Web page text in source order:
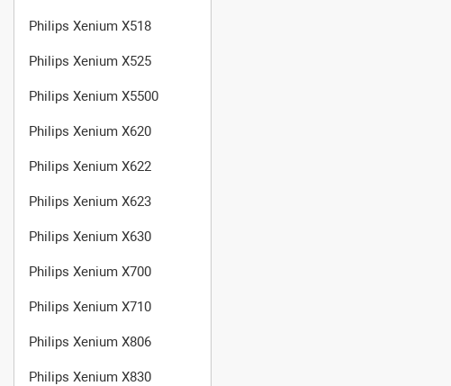
Philips Xenium X518
Philips Xenium X525
Philips Xenium X5500
Philips Xenium X620
Philips Xenium X622
Philips Xenium X623
Philips Xenium X630
Philips Xenium X700
Philips Xenium X710
Philips Xenium X806
Philips Xenium X830